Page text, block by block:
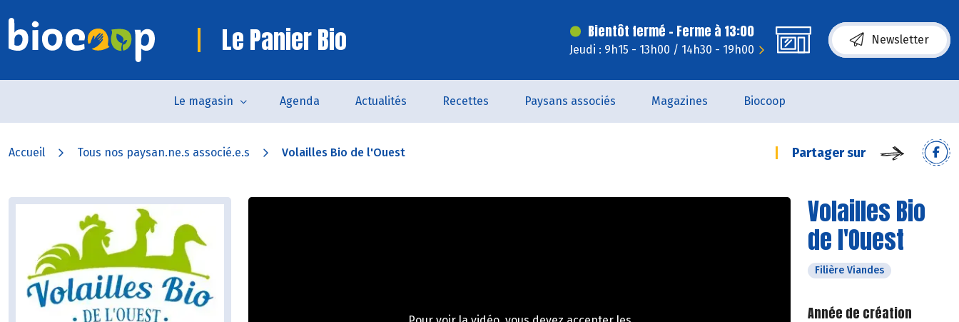
Le Panier Bio Bientôt fermé - Ferme à 13:00
Jeudi : 9h15 - 13h00 / 14h30 - 19h00
Newsletter
Le magasin Agenda Actualités Recettes Paysans associés Magazines Biocoop
Accueil Tous nos paysan.ne.s associé.e.s Volailles Bio de l'Ouest Partager sur
Volailles Bio
de l'Ouest
Filière Viandes
Année de création